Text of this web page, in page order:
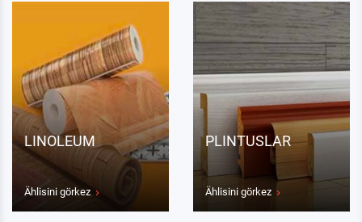
LINOLEUM
Ählisini görkez
PLINTUSLAR
Ählisini görkez